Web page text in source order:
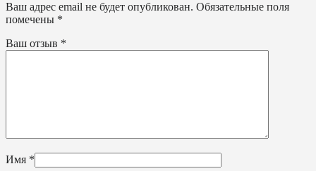
Ваш адрес email не будет опубликован. Обязательные поля
помечены *
Ваш отзыв *
Имя *